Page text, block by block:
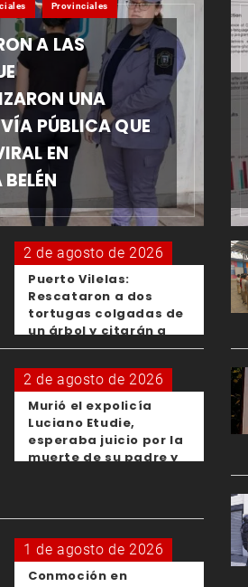
Provinciales
A LAS
UNA
VÍA PÚBLICA QUE
EN
2 de agosto de 2026
Puerto Vilelas:
Rescataron a dos
tortugas colgadas de
un árbol y citarán a
los padres de los
menores responsables
2 de agosto de 2026
Murió el expolicía
Luciano Etudie,
esperaba juicio por la
muerte de su padre y
1 de agosto de 2026
Conmoción en